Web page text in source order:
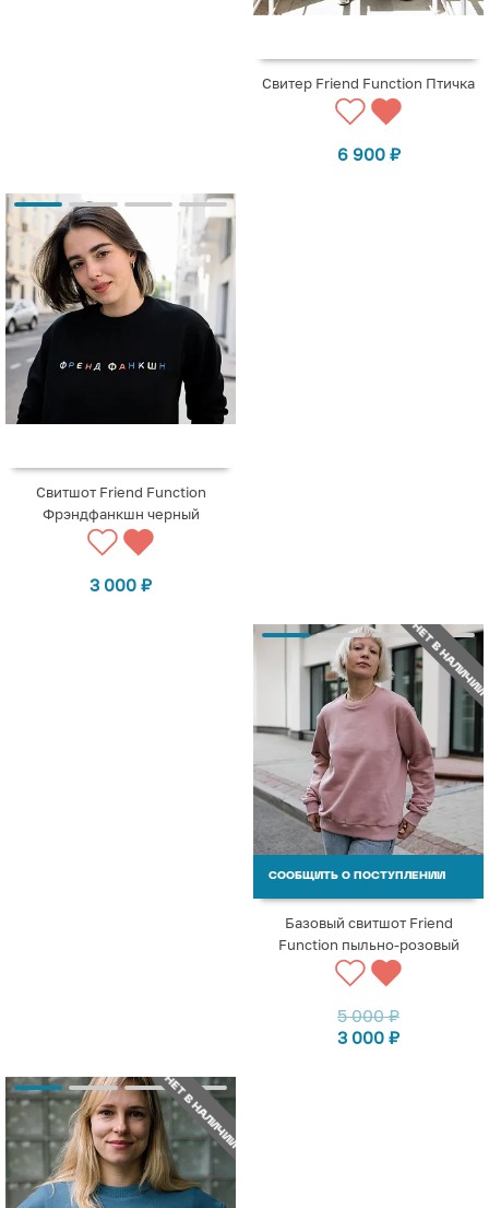
Свитер Friend Function Птичка
6 900 ₽
Свитшот Friend Function
Фрэндфанкшн черный
3 000 ₽
НЕТ В НАЛИЧИИ
СООБЩИТЬ О ПОСТУПЛЕНИИ
Базовый свитшот Friend
Function пыльно-розовый
5 000₽
3 000 ₽
НЕТ В НАЛИЧИИ